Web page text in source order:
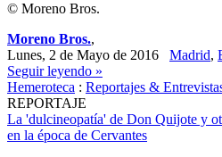
© Moreno Bros.
Moreno Bros.,
Lunes, 2 de Mayo de 2016 Madrid,
Seguir leyendo »
Hemeroteca : Reportajes &
REPORTAJE
La 'dulcineopatía' de Don Quijote y
en la época de Cervantes